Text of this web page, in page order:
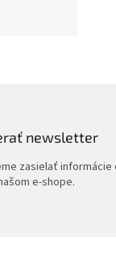
newsletter
zasielať
e-shope.